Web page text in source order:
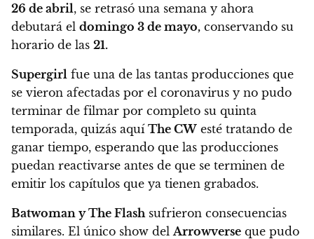
26 de abril, se retrasó una semana y ahora
debutará el domingo 3 de mayo, conservando su
horario de las 21.
Supergirl fue una de las tantas producciones que
se vieron afectadas por el coronavirus y no pudo
terminar de filmar por completo su quinta
temporada, quizás aquí The CW esté tratando de
ganar tiempo, esperando que las producciones
puedan reactivarse antes de que se terminen de
emitir los capítulos que ya tienen grabados.
Batwoman y The Flash sufrieron consecuencias
similares. El único show del Arrowverse que pudo